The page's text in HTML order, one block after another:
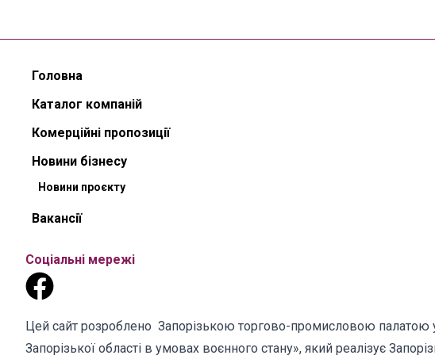
Головна
Каталог компаній
Комерційні пропозиції
Новини бізнесу
Новини проєкту
Вакансії
Соціальні мережі
Цей сайт розроблено Запорізькою торгово-промисловою палатою
Запорізької області в умовах воєнного стану», який реалізує